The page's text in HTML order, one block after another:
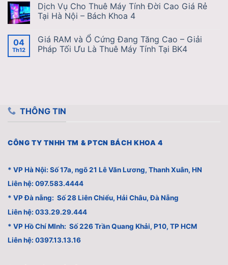
Dịch Vụ Cho Thuê Máy Tính Đời Cao Giá Rẻ
Tại Hà Nội – Bách Khoa 4
04
Th12
Giá RAM và Ổ Cứng Đang Tăng Cao – Giải
Pháp Tối Ưu Là Thuê Máy Tính Tại BK4
THÔNG TIN
CÔNG TY TNHH TM & PTCN BÁCH KHOA 4
* VP Hà Nội: Số 17a, ngõ 21 Lê Văn Lương, Thanh Xuân, HN
Liên hệ: 097.583.4444
* VP Đà nẵng: Số 28 Liên Chiểu, Hải Châu, Đà Nẵng
Liên hệ: 033.29.29.444
* VP Hồ Chí MInh: Số 226 Trần Quang Khải, P10, TP HCM
Liên hệ: 0397.13.13.16